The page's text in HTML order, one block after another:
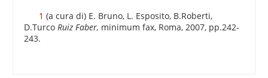
1 (a cura di) E. Bruno, L. Esposito, B.Roberti,
D.TurcoRuiz Faber, minimum fax, Roma, 2007, pp.242-
243.